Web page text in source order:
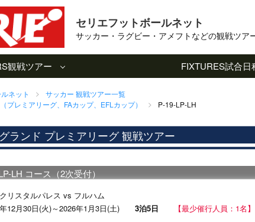
セリエフットボールネット
サッカー・ラグビー・アメフトなどの観戦ツア
観戦ツアー FIXTURES試合日
ネット
サッカー 観戦ツアー一覧
プレミアリーグ、FAカップ、EFLカップ）
P-19-LP-LH
ランド プレミアリーグ 観戦ツアー
LH コース（2次受付）
リスタルパレス vs フルハム
12月30日(火)～2026年1月3日(土) 3泊5日 【最少催行人員：1名】